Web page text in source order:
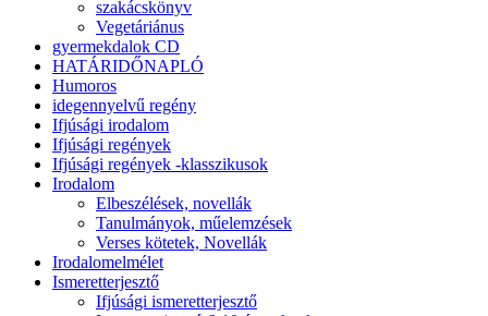
szakácskönyv
Vegetáriánus
gyermekdalok CD
HATÁRIDŐNAPLÓ
Humoros
idegennyelvű regény
Ifjúsági irodalom
Ifjúsági regények
Ifjúsági regények -klasszikusok
Irodalom
Elbeszélések, novellák
Tanulmányok, műelemzések
Verses kötetek, Novellák
Irodalomelmélet
Ismeretterjesztő
Ifjúsági ismeretterjesztő